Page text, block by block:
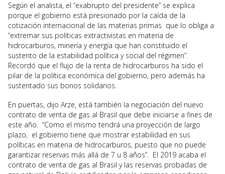
Según el analista, el “exabrupto del presidente” se explica
porque el gobierno está presionado por la caída de la
cotización internacional de las materias primas que lo obliga a
“extremar sus políticas extractivistas en materia de
hidrocarburos, minería y energía que han constituido el
sustento de la estabilidad política y social del régimen”.
Recordó que el flujo de la renta de hidrocarburos ha sido el
pilar de la política económica del gobierno, pero además ha
sustentado sus bonos solidarios.
En puertas, dijo Arze, está también la negociación del nuevo
contrato de venta de gas al Brasil que debe iniciarse a fines de
este año. “Como el mismo tendrá una proyección de largo
plazo, el gobierno tiene que mostrar estabilidad en sus
políticas en materia de hidrocarburos, puesto que no puede
garantizar reservas más allá de 7 u 8 años”. El 2019 acaba el
contrato de venta de gas al Brasil y las reservas probadas de